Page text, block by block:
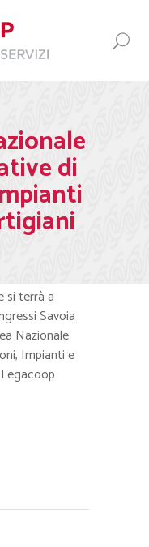
di
si terrà a
Savoia
Nazionale
Impianti e